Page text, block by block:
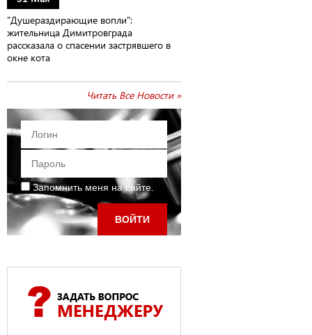
"Душераздирающие вопли":
жительница Димитровграда
рассказала о спасении застрявшего в
окне кота
Читать Все Новости »
Запомнить меня на сайте.